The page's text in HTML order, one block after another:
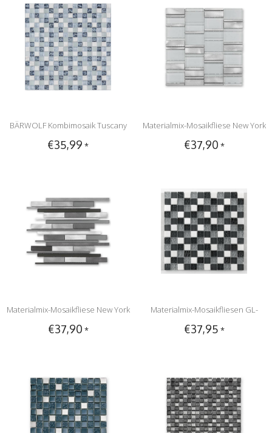
BÄRWOLF Kombimosaik Tuscany
Ocean Blue GL-17004 - 29,8 cm x
€35,99 *
Materialmix-Mosaikfliese New York
GL-14013 metal white mix
€37,90 *
Materialmix-Mosaikfliese New York
GL-14009 metal grey mix
€37,90 *
Materialmix-Mosaikfliesen GL-
2500 Tuscany silver grey
€37,95 *